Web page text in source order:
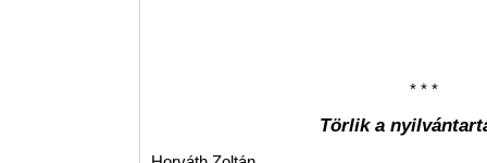
* * *
Törlik a